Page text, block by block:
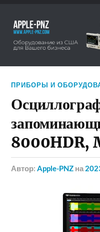
ПРИБОРЫ И
8000HDR,
Автор:Apple-PNZ на